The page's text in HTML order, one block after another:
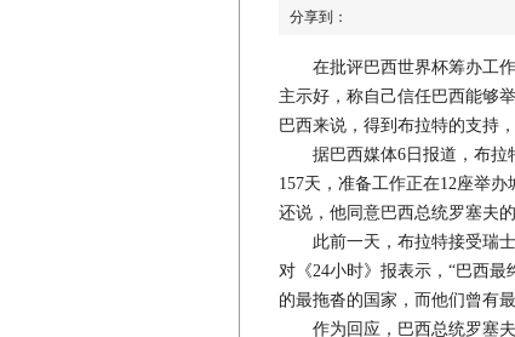
分享到：
在批评巴西世界杯筹办工作
主示好，称自己信任巴西能够
巴西来说，得到布拉特的支持
据巴西媒体6日报道，布拉特
157天，准备工作正在12座举
还说，他同意巴西总统罗塞夫
此前一天，布拉特接受瑞士
对《24小时》报表示，“巴西
的最拖沓的国家，而他们曾有
作为回应，巴西总统罗塞夫